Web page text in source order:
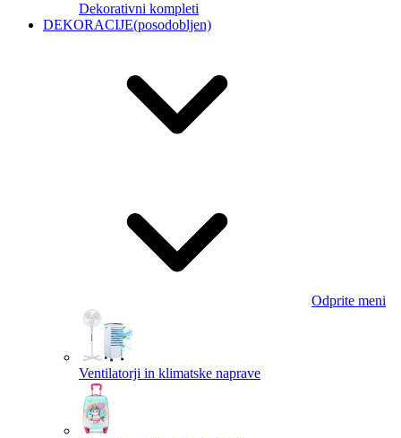
Dekorativni kompleti
DEKORACIJE(posodobljen)
Odprite meni
Ventilatorji in klimatske naprave